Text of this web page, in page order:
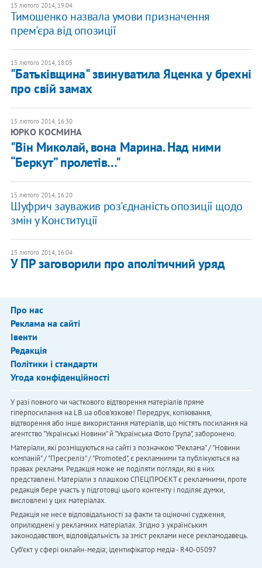
15 лютого 2014, 19:04
Тимошенко назвала умови призначення
прем'єра від опозиції
15 лютого 2014, 18:05
"Батьківщина" звинуватила Яценка у брехні
про свій замах
15 лютого 2014, 16:30
ЮРКО КОСМИНА
"Він Миколай, вона Марина. Над ними
“Беркут” пролетів…"
15 лютого 2014, 16:20
Шуфрич зауважив роз'єднаність опозиції щодо
змін у Конституції
15 лютого 2014, 16:04
У ПР заговорили про аполітичний уряд
Про нас
Реклама на сайті
Івенти
Редакція
Політики і стандарти
Угода конфіденційності
У разі повного чи часткового відтворення матеріалів пряме
гіперпосилання на LB.ua обов'язкове! Передрук, копіювання,
відтворення або інше використання матеріалів, що містять посилання на
агентство "Українськi Новини" й "Українська Фото Група", заборонено.
Матеріали, які розміщуються на сайті з позначкою "Реклама" / "Новини
компаній" / "Пресреліз" / "Promoted", є рекламними та публікуються на
правах реклами. Редакція може не поділяти погляди, які в них
представлені. Матеріали з плашкою СПЕЦПРОЄКТ є рекламними, проте
редакція бере участь у підготовці цього контенту і поділяє думки,
висловлені у цих матеріалах.
Редакція не несе відповідальності за факти та оціночні судження,
оприлюднені у рекламних матеріалах. Згідно з українським
законодавством, відповідальність за зміст реклами несе рекламодавець.
Cуб'єкт у сфері онлайн-медіа; ідентифікатор медіа - R40-05097